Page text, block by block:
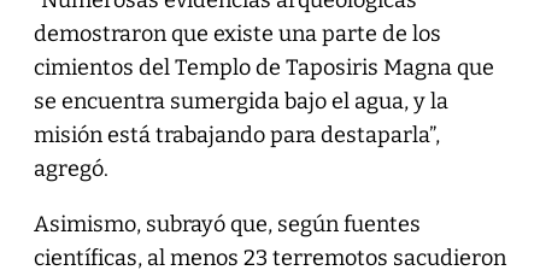
demostraron que existe una parte de los
cimientos del Templo de Taposiris Magna que
se encuentra sumergida bajo el agua, y la
misión está trabajando para destaparla”,
agregó.
Asimismo, subrayó que, según fuentes
científicas, al menos 23 terremotos sacudieron